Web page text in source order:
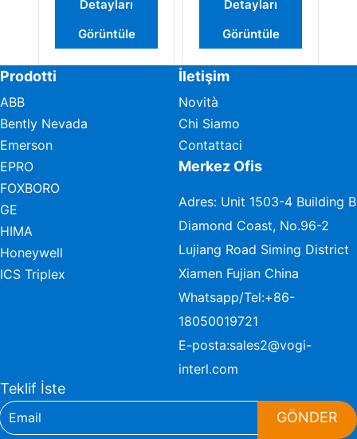
Detayları
Görüntüle
Detayları
Görüntüle
Prodotti
ABB
Bently Nevada
Emerson
EPRO
FOXBORO
GE
HIMA
Honeywell
ICS Triplex
İletişim
Novità
Chi Siamo
Contattaci
Merkez Ofis
Adres: Unit 1503-4 Building B
Diamond Coast, No.96-2
Lujiang Road Siming District
Xiamen Fujian China
Whatsapp/Tel:+86-
18050019721
E-posta:sales2@vogi-
interl.com
Teklif İste
GÖNDER